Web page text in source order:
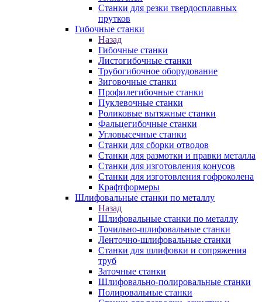
Станки для резки твердосплавных
прутков
Гибочные станки
Назад
Гибочные станки
Листогибочные станки
Трубогибочное оборудование
Зиговочные станки
Профилегибочные станки
Пуклевочные станки
Роликовые вытяжные станки
Фальцегибочные станки
Угловысечные станки
Станки для сборки отводов
Станки для размотки и правки металла
Станки для изготовления конусов
Станки для изготовления гофроколена
Крафтформеры
Шлифовальные станки по металлу
Назад
Шлифовальные станки по металлу
Точильно-шлифовальные станки
Ленточно-шлифовальные станки
Станки для шлифовки и сопряжения
труб
Заточные станки
Шлифовально-полировальные станки
Полировальные станки